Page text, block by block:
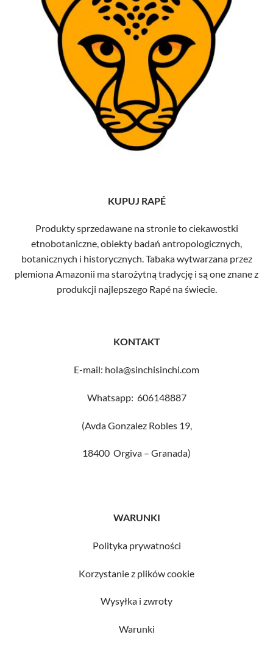
KUPUJ RAPÉ
Produkty sprzedawane na stronie to ciekawostki
etnobotaniczne, obiekty badań antropologicznych,
botanicznych i historycznych. Tabaka wytwarzana przez
plemiona Amazonii ma starożytną tradycję i są one znane z
produkcji najlepszego Rapé na świecie.
KONTAKT
E-mail: hola@sinchisinchi.com
Whatsapp: 606148887
(Avda Gonzalez Robles 19,
18400 Orgiva – Granada)
WARUNKI
Polityka prywatności
Korzystanie z plików cookie
Wysyłka i zwroty
Warunki